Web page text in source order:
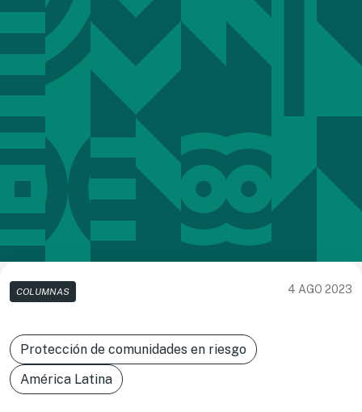
COLUMNAS 4 AGO 2023
Protección de comunidades en riesgo
América Latina